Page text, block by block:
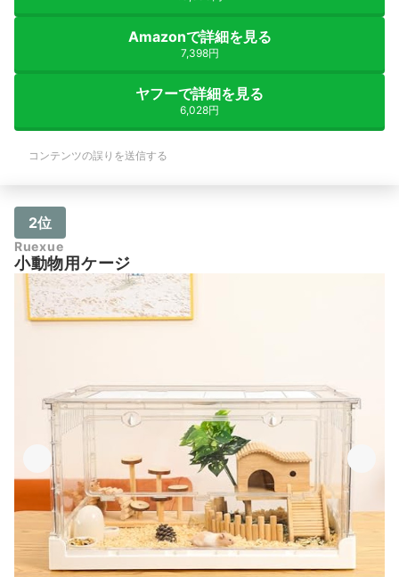
Amazonで詳細を見る
7,398円
ヤフーで詳細を見る
6,028円
コンテンツの誤りを送信する
2位
Ruexue
小動物用ケージ